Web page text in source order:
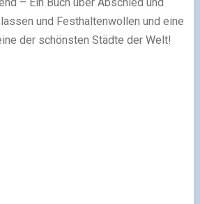
und Festhaltenwollen und eine
der schönsten Städte der Welt!